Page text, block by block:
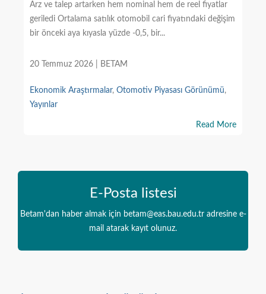
Arz ve talep artarken hem nominal hem de reel fiyatlar
geriledi Ortalama satılık otomobil cari fiyatındaki değişim
bir önceki aya kıyasla yüzde -0,5, bir...
20 Temmuz 2026 | BETAM
Ekonomik Araştırmalar, Otomotiv Piyasası Görünümü,
Yayınlar
Read More
E-Posta listesi
Betam'dan haber almak için betam@eas.bau.edu.tr adresine e-
mail atarak kayıt olunuz.